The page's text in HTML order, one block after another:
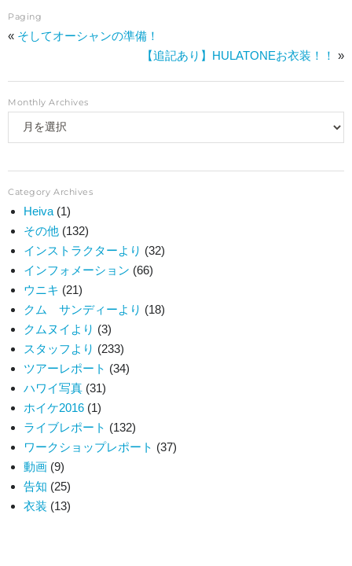
Paging
« そしてオーシャンの準備！
【追記あり】HULATONEお衣装！！ »
Monthly Archives
Category Archives
Heiva (1)
その他 (132)
インストラクターより (32)
インフォメーション (66)
ウニキ (21)
クム サンディーより (18)
クムヌイより (3)
スタッフより (233)
ツアーレポート (34)
ハワイ写真 (31)
ホイケ2016 (1)
ライブレポート (132)
ワークショップレポート (37)
動画 (9)
告知 (25)
衣装 (13)